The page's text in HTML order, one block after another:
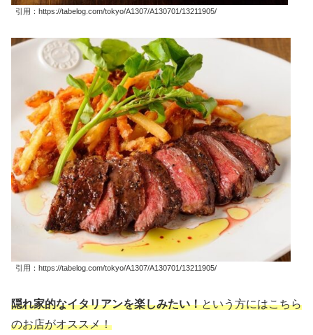
引用：https://tabelog.com/tokyo/A1307/A130701/13211905/
引用：https://tabelog.com/tokyo/A1307/A130701/13211905/
隠れ家的なイタリアンを楽しみたい！という方にはこちら
のお店がオススメ！